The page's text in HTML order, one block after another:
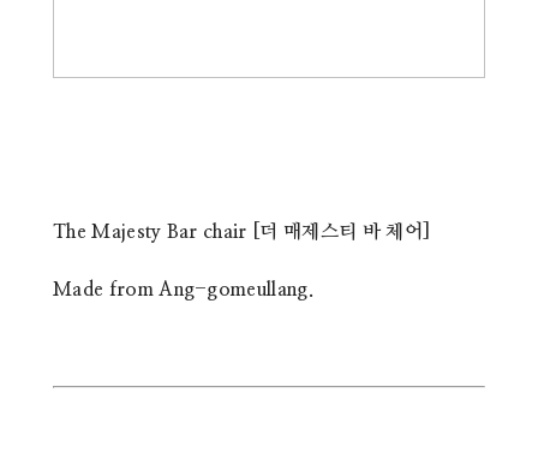
The Majesty Bar chair [더 매제스티 바 체어]
Made from Ang-gomeullang.